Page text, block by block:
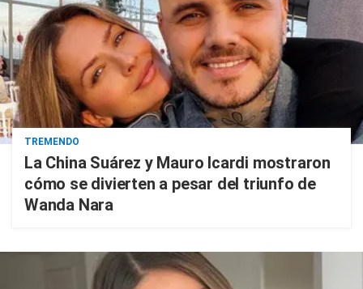
TREMENDO
La China Suárez y Mauro Icardi mostraron
cómo se divierten a pesar del triunfo de
Wanda Nara